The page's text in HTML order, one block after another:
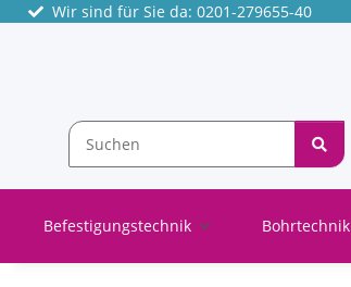
Wir sind für Sie da: 0201-279655-40
Befestigungstechnik Bohrtechnik